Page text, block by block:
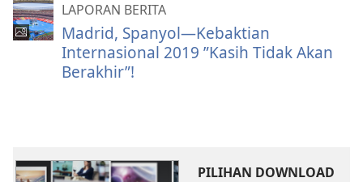
LAPORAN BERITA
Madrid, Spanyol—Kebaktian
Internasional 2019 ”Kasih Tidak Akan
Berakhir”!
PILIHAN DOWNLOAD